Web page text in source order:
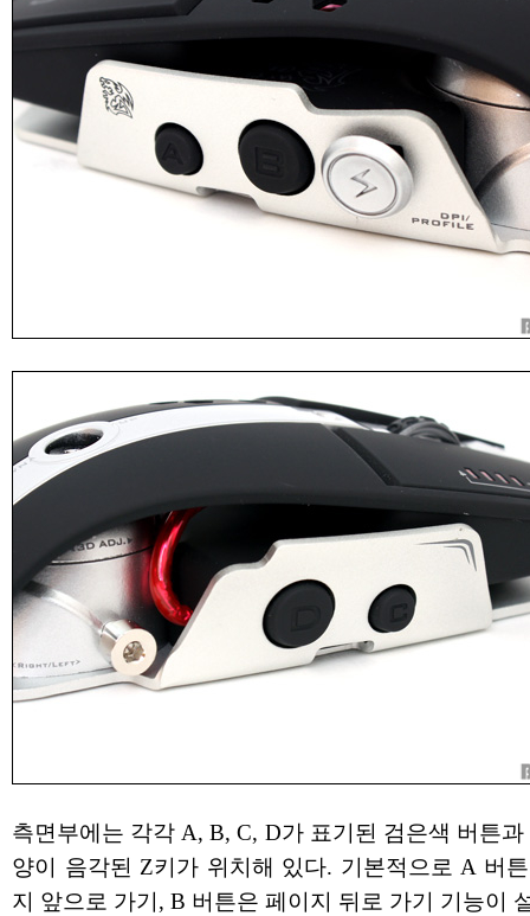
측면부에는 각각 A, B, C, D가 표기된 검은색 버튼과
양이 음각된 Z키가 위치해 있다. 기본적으로 A 버
지 앞으로 가기, B 버튼은 페이지 뒤로 가기 기능이